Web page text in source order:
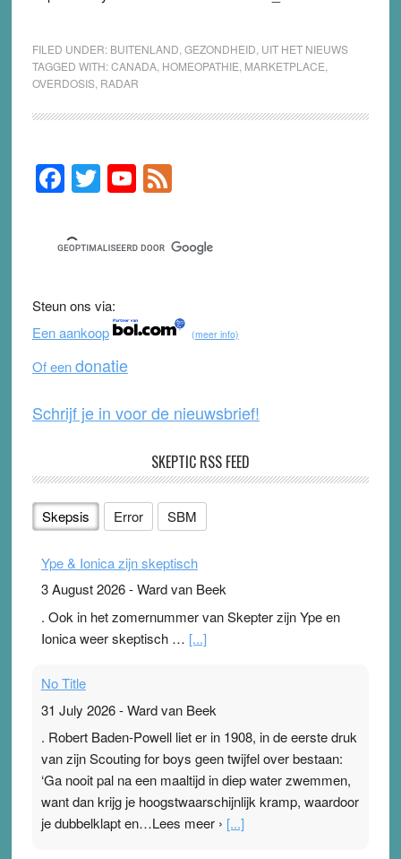
FILED UNDER: BUITENLAND GEZONDHEID UIT HET NIEUWS
TAGGED WITH:CANADA, HOMEOPATHIE MARKETPLACE
OVERDOSIS, RADAR
Primary
Sidebar
F
a
c
e
b
o
o
k
T
wi
tt
er
Y
o
u
T
b
e
F
e
d
Steun ons via:
Een aankoop
(meer info)
Of eendonatie
Schrijf je in voor de nieuwsbrief!
SKEPTIC RSS FEED
Skepsis Error SBM
Ype & Ionica zijn skeptisch
3 August 2026-Ward van Beek
. Ook in het zomernummer van Skepter zijn Ype en
Ionica weer skeptisch … [...]
No Title
31 July 2026-Ward van Beek
. Robert Baden-Powell liet er in 1908, in de eerste druk
van zijn Scouting for boys geen twijfel over bestaan:
‘Ga nooit pal na een maaltijd in diep water zwemmen,
want dan krijg je hoogstwaarschijnlijk kramp, waardoor
je dubbelklapt en…Lees meer › [...]